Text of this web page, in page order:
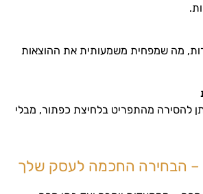
מה שמפחית משמעותית את ההוצאות
להסירה מהתפריט בלחיצת כפתור, מבלי
– הבחירה החכמה לעסק שלך